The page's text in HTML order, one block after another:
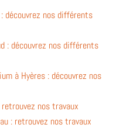
découvrez nos différents
: découvrez nos différents
à Hyères : découvrez nos
nos travaux
: retrouvez nos travaux